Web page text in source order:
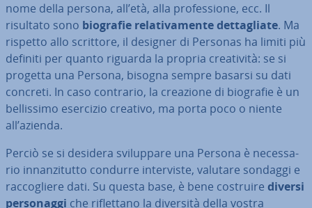
nome della persona, all’età, alla pro­fes­sio­ne, ecc. Il
risultato sono biografie re­la­ti­va­men­te det­ta­glia­te. Ma
rispetto allo scrittore, il designer di Personas ha limiti più
definiti per quanto riguarda la propria crea­ti­vi­tà: se si
progetta una Persona, bisogna sempre basarsi su dati
concreti. In caso contrario, la creazione di biografie è un
bel­lis­si­mo esercizio creativo, ma porta poco o niente
all’azienda.
Perciò se si desidera svi­lup­pa­re una Persona è ne­ces­sa­
rio in­nan­zi­tut­to condurre in­ter­vi­ste, valutare sondaggi e
rac­co­glie­re dati. Su questa base, è bene costruire diversi
per­so­nag­gi che ri­flet­ta­no la diversità della vostra